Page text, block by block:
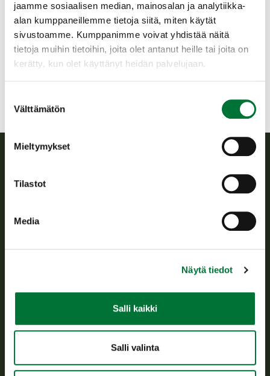
jaamme sosiaalisen median, mainosalan ja analytiikka-
alan kumppaneillemme tietoja siitä, miten käytät
sivustoamme. Kumppanimme voivat yhdistää näitä
tietoja muihin tietoihin, joita olet antanut heille tai joita on
kerätty, kun olet käyttänyt heidän palvelujaan.
valinta
Välttämätön
Mieltymykset
Tilastot
Media
Näytä tiedot
Salli kaikki
Salli valinta
Ylä-Karjalan riistanhoitoyhdistys
Pohjois-Karjala
0453438887
yla-karjala@rhy.riista.fi
riistanhoitoyhdistysten toimintaa ja huolehtii riistapolitiikan
toimeenpanosta sekä vastaa sille säädetyistä julkisista
Avoinna arkipäivisin klo 9-15.